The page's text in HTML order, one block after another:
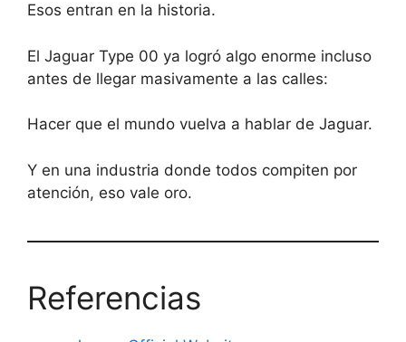
Esos entran en la historia.
El Jaguar Type 00 ya logró algo enorme incluso
antes de llegar masivamente a las calles:
Hacer que el mundo vuelva a hablar de Jaguar.
Y en una industria donde todos compiten por
atención, eso vale oro.
Referencias